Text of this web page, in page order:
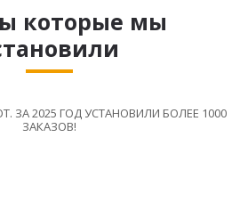
которые мы
ЗА 2025 ГОД УСТАНОВИЛИ БОЛЕЕ 1000
ЗАКАЗОВ!